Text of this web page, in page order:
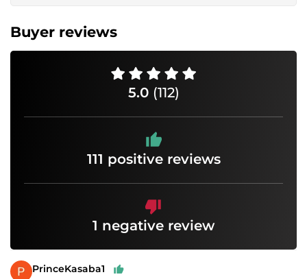
Buyer reviews
5.0 (112)
111 positive reviews
1 negative review
PrinceKasaba1